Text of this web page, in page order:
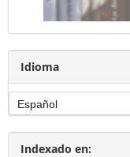
Idioma
Indexado en: